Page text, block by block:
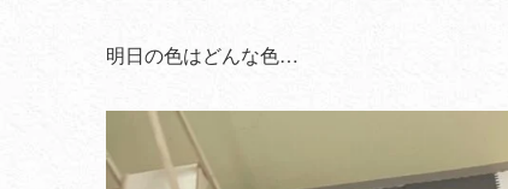
明日の色はどんな色…